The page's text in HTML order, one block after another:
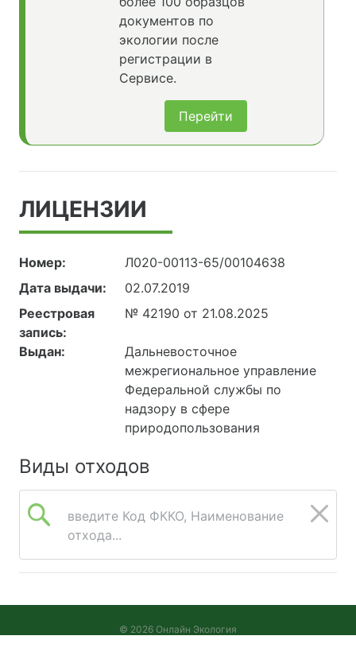
документов по
экологии после
регистрации в
Сервисе.
Перейти
ЛИЦЕНЗИИ
Номер:
Л020-00113-65/00104638
Дата выдачи:
02.07.2019
Реестровая
запись:
№ 42190 от 21.08.2025
Выдан:
Дальневосточное
межрегиональное управление
Федеральной службы по
надзору в сфере
природопользования
Виды отходов
введите Код ФККО, Наименование
отхода...
© 2026 Онлайн Экология